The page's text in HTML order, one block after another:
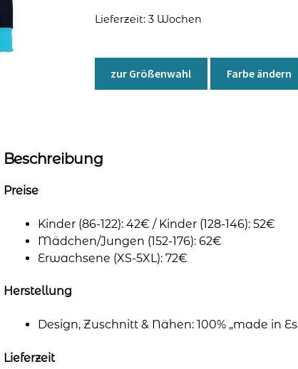
Lieferzeit: 3 Wochen
zur Größenwahl Farbe ändern
Beschreibung
Preise
Kinder (86-122): 42€ / Kinder (128-146): 52€
Mädchen/Jungen (152-176): 62€
Erwachsene (XS-5XL): 72€
Herstellung
Design, Zuschnitt & Nähen: 100% „made in
Lieferzeit